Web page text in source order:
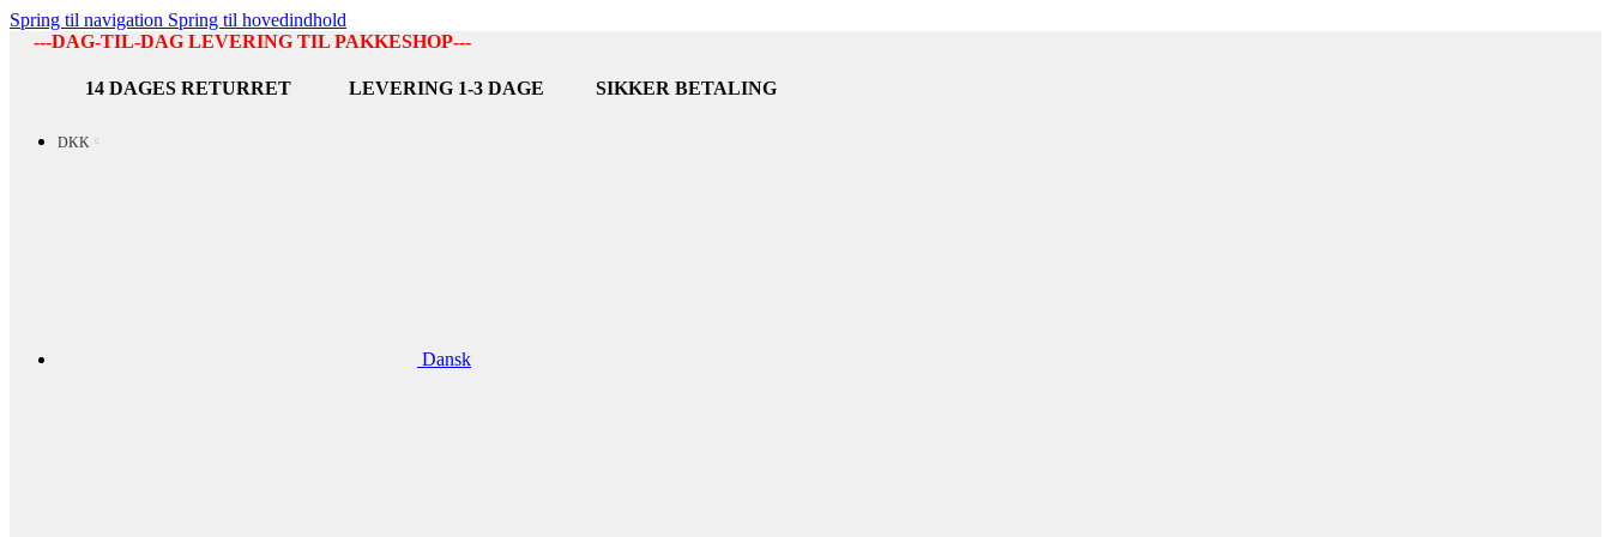
Spring til navigation Spring til hovedindhold
---DAG-TIL-DAG LEVERING TIL PAKKESHOP---
14 DAGES RETURRET LEVERING 1-3 DAGE SIKKER BETALING
DKK
Dansk